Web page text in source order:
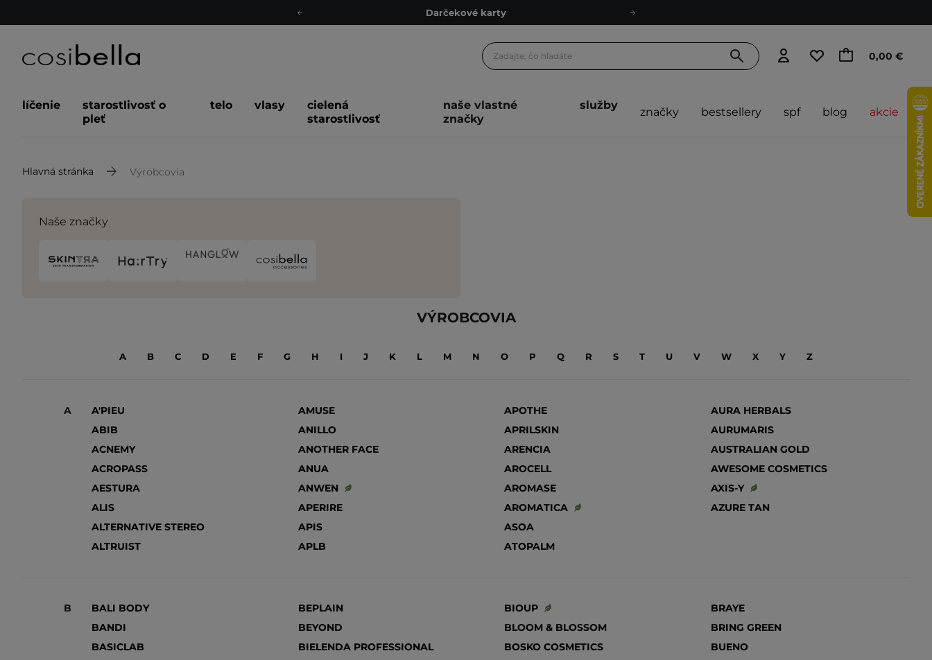
Darčekové karty
Odmeňovací program
Darčekové karty
0,00 €
líčenie
starostlivosť o
pleť
telo vlasy
cielená
starostlivosť
naše vlastné
značky
služby
značky bestsellery spf blog akcie
Hlavná stránka Výrobcovia
Naše značky
VÝROBCOVIA
A B C D E F G H I J K L M N O P Q R S T U V W X Y Z
A
A'PIEU
ABIB
ACNEMY
ACROPASS
AESTURA
ALIS
ALTERNATIVE STEREO
ALTRUIST
AMUSE
ANILLO
ANOTHER FACE
ANUA
ANWEN
APERIRE
APIS
APLB
APOTHE
APRILSKIN
ARENCIA
AROCELL
AROMASE
AROMATICA
ASOA
ATOPALM
AURA HERBALS
AURUMARIS
AUSTRALIAN GOLD
AWESOME COSMETICS
AXIS-Y
AZURE TAN
B
BALI BODY
BANDI
BASICLAB
BEPLAIN
BEYOND
BIELENDA PROFESSIONAL
BIOUP
BLOOM & BLOSSOM
BOSKO COSMETICS
BRAYE
BRING GREEN
BUENO